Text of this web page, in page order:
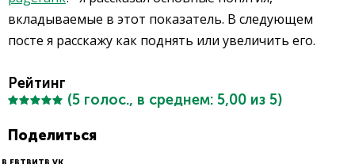
вкладываемые в этот показатель. В следующем
посте я расскажу как поднять или увеличить его.
Рейтинг
(5 голос., в среднем: 5,00 из 5)
Поделиться